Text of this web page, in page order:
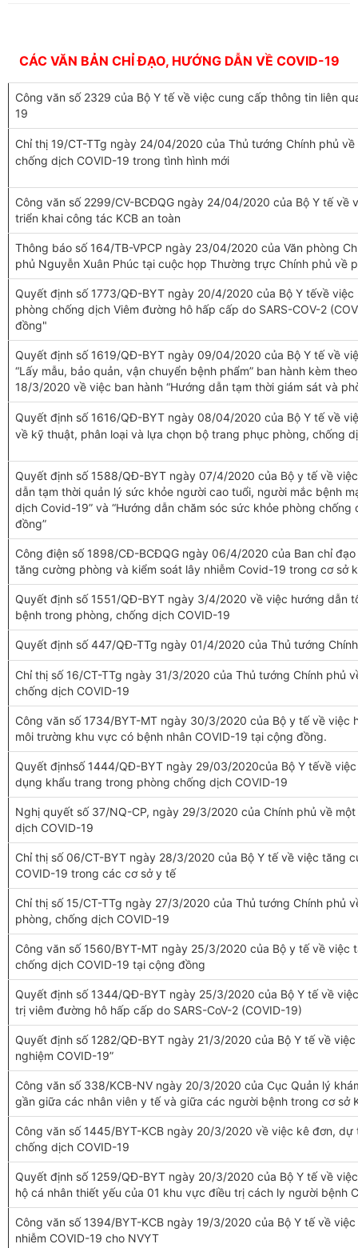
CÁC VĂN BẢN CHỈ ĐẠO, HƯỚNG DẪN VỀ COVID-19
Công văn số 2329 của Bộ Y tế về việc cung cấp thông tin liên
19
Chỉ thị 19/CT-TTg ngày 24/04/2020 của Thủ tướng Chính phủ
chống dịch COVID-19 trong tình hình mới
Công văn số 2299/CV-BCĐQG ngày 24/04/2020 của Bộ Y tế về
triển khai công tác KCB an toàn
Thông báo số 164/TB-VPCP ngày 23/04/2020 của Văn phòng
phủ Nguyễn Xuân Phúc tại cuộc họp Thường trực Chính phủ về
Quyết định số 1773/QĐ-BYT ngày 20/4/2020 của Bộ Y tếvề
phòng chống dịch Viêm đường hô hấp cấp do SARS-COV-2
đồng"
Quyết định số 1619/QĐ-BYT ngày 09/04/2020 của Bộ Y tế về
“Lấy mẫu, bảo quản, vận chuyển bệnh phẩm” ban hành kèm
18/3/2020 về việc ban hành “Hướng dẫn tạm thời giám sát và
Quyết định số 1616/QĐ-BYT ngày 08/04/2020 của Bộ Y tế về
về kỹ thuật, phân loại và lựa chọn bộ trang phục phòng, chống
Quyết định số 1588/QĐ-BYT ngày 07/4/2020 của Bộ y tế về
dẫn tạm thời quản lý sức khỏe người cao tuổi, người mắc bệnh
dịch Covid-19” và “Hướng dẫn chăm sóc sức khỏe phòng
đồng”
Công điện số 1898/CĐ-BCĐQG ngày 06/4/2020 của Ban chỉ
tăng cường phòng và kiểm soát lây nhiễm Covid-19 trong cơ sở
Quyết định số 1551/QĐ-BYT ngày 3/4/2020 về việc hướng dẫn
bệnh trong phòng, chống dịch COVID-19
Quyết định số 447/QĐ-TTg ngày 01/4/2020 của Thủ tướng
Chỉ thị số 16/CT-TTg ngày 31/3/2020 của Thủ tướng Chính phủ
chống dịch COVID-19
Công văn số 1734/BYT-MT ngày 30/3/2020 của Bộ y tế về
môi trường khu vực có bệnh nhân COVID-19 tại cộng đồng.
Quyết địnhsố 1444/QĐ-BYT ngày 29/03/2020của Bộ Y tếvề
dụng khẩu trang trong phòng chống dịch COVID-19
Nghị quyết số 37/NQ-CP, ngày 29/3/2020 của Chính phủ về
dịch COVID-19
Chỉ thị số 06/CT-BYT ngày 28/3/2020 của Bộ Y tế về việc tăng
COVID-19 trong các cơ sở y tế
Chỉ thị số 15/CT-TTg ngày 27/3/2020 của Thủ tướng Chính phủ
phòng, chống dịch COVID-19
Công văn số 1560/BYT-MT ngày 25/3/2020 của Bộ y tế về
chống dịch COVID-19 tại cộng đồng
Quyết định số 1344/QĐ-BYT ngày 25/3/2020 của Bộ Y tế về
trị viêm đường hô hấp cấp do SARS-CoV-2 (COVID-19)
Quyết định số 1282/QĐ-BYT ngày 21/3/2020 của Bộ Y tế về
nghiệm COVID-19”
Công văn số 338/KCB-NV ngày 20/3/2020 của Cục Quản lý
gần giữa các nhân viên y tế và giữa các người bệnh trong cơ sở
Công văn số 1445/BYT-KCB ngày 20/3/2020 về việc kê đơn,
chống dịch COVID-19
Quyết định số 1259/QĐ-BYT ngày 20/3/2020 của Bộ Y tế về
hộ cá nhân thiết yếu của 01 khu vực điều trị cách ly người bệnh
Công văn số 1394/BYT-KCB ngày 19/3/2020 của Bộ Y tế về
nhiễm COVID-19 cho NVYT